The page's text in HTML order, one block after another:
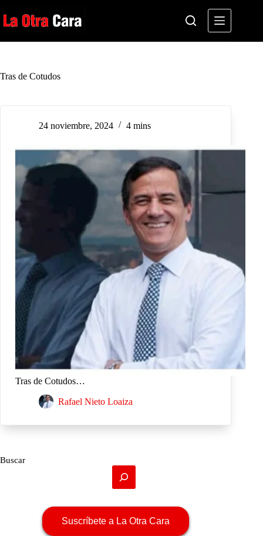
al
contenido
Tras de Cotudos
24 noviembre, 2024 4 mins
Tras de Cotudos…
Rafael Nieto Loaiza
Buscar
Suscríbete a La Otra Cara